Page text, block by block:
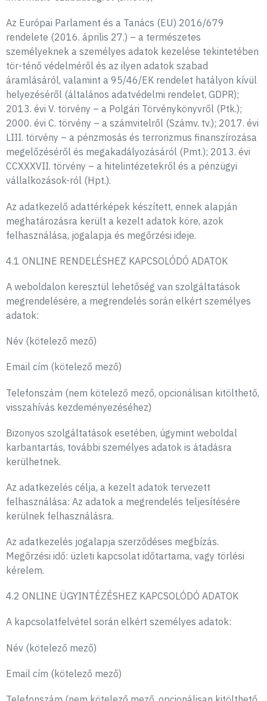
Az Európai Parlament és a Tanács (EU) 2016/679
rendelete (2016. április 27.) – a természetes
személyeknek a személyes adatok kezelése tekintetében
tör-ténő védelméről és az ilyen adatok szabad
áramlásáról, valamint a 95/46/EK rendelet hatályon kívül
helyezéséről (általános adatvédelmi rendelet, GDPR);
2013. évi V. törvény – a Polgári Törvénykönyvről (Ptk.);
2000. évi C. törvény – a számvitelről (Számv. tv.); 2017. évi
LIII. törvény – a pénzmosás és terrorizmus finanszírozása
megelőzéséről és megakadályozásáról (Pmt.); 2013. évi
CCXXXVII. törvény – a hitelintézetekről és a pénzügyi
vállalkozások-ról (Hpt.).
Az adatkezelő adattérképek készített, ennek alapján
meghatározásra került a kezelt adatok köre, azok
felhasználása, jogalapja és megőrzési ideje.
4.1 ONLINE RENDELÉSHEZ KAPCSOLÓDÓ ADATOK
A weboldalon keresztül lehetőség van szolgáltatások
megrendelésére, a megrendelés során elkért személyes
adatok:
Név (kötelező mező)
Email cím (kötelező mező)
Telefonszám (nem kötelező mező, opcionálisan kitölthető,
visszahívás kezdeményezéséhez)
Bizonyos szolgáltatások esetében, úgymint weboldal
karbantartás, további személyes adatok is átadásra
kerülhetnek.
Az adatkezelés célja, a kezelt adatok tervezett
felhasználása: Az adatok a megrendelés teljesítésére
kerülnek felhasználásra.
Az adatkezelés jogalapja szerződéses megbízás.
Megőrzési idő: üzleti kapcsolat időtartama, vagy törlési
kérelem.
4.2 ONLINE ÜGYINTÉZÉSHEZ KAPCSOLÓDÓ ADATOK
A kapcsolatfelvétel során elkért személyes adatok:
Név (kötelező mező)
Email cím (kötelező mező)